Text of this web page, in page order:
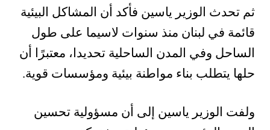
ثم تحدث الوزير ياسين فأكد أن المشاكل البيئية
قائمة في لبنان منذ سنوات لاسيما على طول
الساحل وفي المدن الساحلية تحديدا، معتبرًا أن
حلها يتطلب بناء مواطنة بيئية ومؤسسات قوية.
ولفت الوزير ياسين إلى أن مسؤولية تحسين